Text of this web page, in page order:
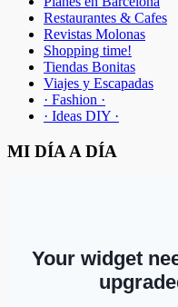
Restaurantes & Cafes
Revistas Molonas
Shopping time!
Tiendas Bonitas
Viajes y Escapadas
· Fashion ·
· Ideas DIY ·
MI DÍA A DÍA